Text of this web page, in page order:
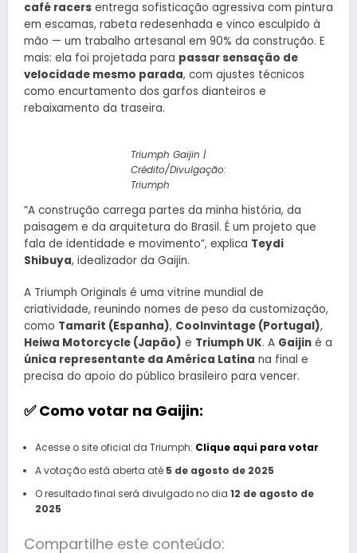
café racers entrega sofisticação agressiva com pintura
em escamas, rabeta redesenhada e vinco esculpido à
mão — um trabalho artesanal em 90% da construção. E
mais: ela foi projetada para passar sensação de
velocidade mesmo parada, com ajustes técnicos
como encurtamento dos garfos dianteiros e
rebaixamento da traseira.
Triumph Gaijin |
Crédito/Divulgação:
Triumph
“A construção carrega partes da minha história, da
paisagem e da arquitetura do Brasil. É um projeto que
fala de identidade e movimento”, explica Teydi
Shibuya, idealizador da Gaijin.
A Triumph Originals é uma vitrine mundial de
criatividade, reunindo nomes de peso da customização,
como Tamarit (Espanha), Coolnvintage (Portugal),
Heiwa Motorcycle (Japão) e Triumph UK. A Gaijin é a
única representante da América Latina na final e
precisa do apoio do público brasileiro para vencer.
✅ Como votar na Gaijin:
Acesse o site oficial da Triumph: Clique aqui para votar
A votação está aberta até 5 de agosto de 2025
O resultado final será divulgado no dia 12 de agosto de
2025
Compartilhe este conteúdo: